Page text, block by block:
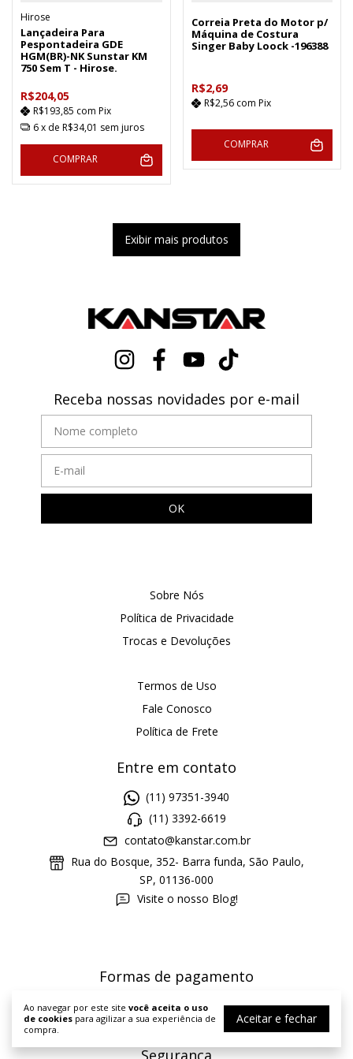
Ao navegar por este site você aceita o uso
de cookies para agilizar a sua experiência de
compra.
Aceitar e fechar
Hirose
Lançadeira Para
Pespontadeira GDE
HGM(BR)-NK Sunstar KM
750 Sem T - Hirose.
R$204,05
R$193,85 com Pix
6x de R$34,01 sem juros
COMPRAR
Correia Preta do Motor p/
Máquina de Costura
Singer Baby Loock -196388
R$2,69
R$2,56 com Pix
COMPRAR
Exibir mais produtos
Receba nossas novidades por e-mail
Sobre Nós
Política de Privacidade
Trocas e Devoluções
Termos de Uso
Fale Conosco
Política de Frete
Entre em contato
(11) 97351-3940
(11) 3392-6619
contato@kanstar.com.br
Rua do Bosque, 352- Barra funda, São Paulo,
SP, 01136-000
Visite o nosso Blog!
Formas de pagamento
Segurança